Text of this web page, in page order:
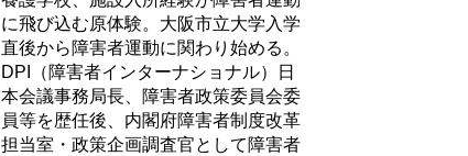
に飛び込む原体験。大阪市立大学入学
直後から障害者運動に関わり始める。
DPI（障害者インターナショナル）日
本会議事務局長、障害者政策委員会委
員等を歴任後、内閣府障害者制度改革
担当室・政策企画調査官として障害者